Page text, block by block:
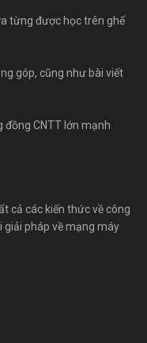
từng được học trên ghế
góp, cũng như bài viết
đồng CNTT lớn mạnh
cả các kiến thức về công
giải pháp về mạng máy